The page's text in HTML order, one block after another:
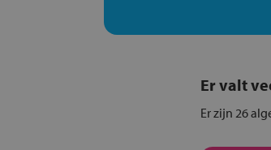
Er valt
Er zijn 26